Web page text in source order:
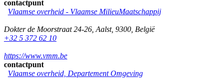
contactpunt
Vlaamse overheid - Vlaamse MilieuMaatschappij
Dokter de Moorstraat 24-26 Aalst, 9300 België
+32 5 372 62 10
https://www.vmm.be
contactpunt
Vlaamse overheid, Departement Omgeving